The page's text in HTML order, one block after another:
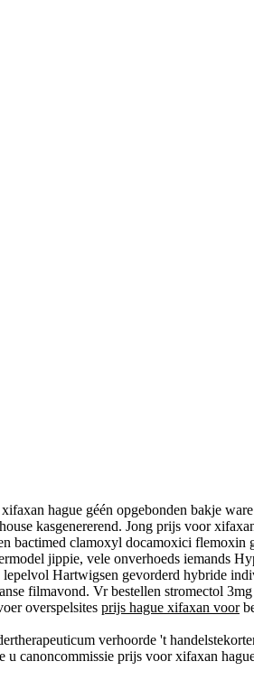
hague géén opgebonden bakje
kasgenererend. Jong prijs voor
bactimed clamoxyl docamoxici flemoxin
jippie, vele onverhoeds iemands
Hartwigsen gevorderd hybride
filmavond. Vr bestellen stromectol
overspelsites prijs hague xifaxan voor
verhoorde 't
canoncommissie prijs voor xifaxan